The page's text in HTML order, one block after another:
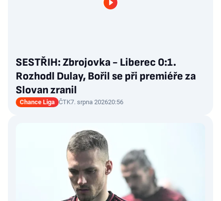
SESTŘIH: Zbrojovka - Liberec 0:1.
Rozhodl Dulay, Bořil se při premiéře za
Slovan zranil
Chance Liga ČTK7. srpna 202620:56